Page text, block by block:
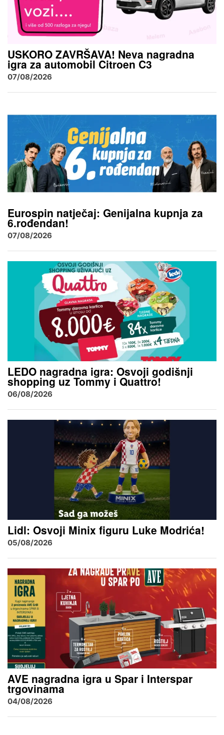
USKORO ZAVRŠAVA! Neva nagradna
igra za automobil Citroen C3
07/08/2026
Eurospin natječaj: Genijalna kupnja za
6.rođendan!
07/08/2026
LEDO nagradna igra: Osvoji godišnji
shopping uz Tommy i Quattro!
06/08/2026
Lidl: Osvoji Minix figuru Luke Modrića!
05/08/2026
AVE nagradna igra u Spar i Interspar
trgovinama
04/08/2026